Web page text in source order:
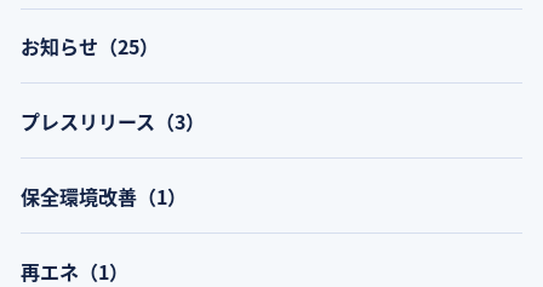
お知らせ（25）
プレスリリース（3）
保全環境改善（1）
再エネ（1）